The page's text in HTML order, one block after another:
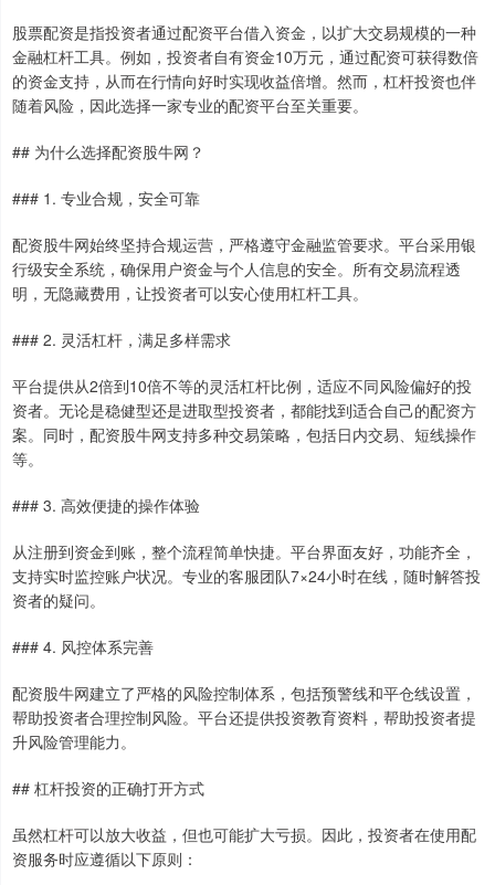
股票配资是指投资者通过配资平台借入资金，以扩大交易规模的一种
金融杠杆工具。例如，投资者自有资金10万元，通过配资可获得数倍
的资金支持，从而在行情向好时实现收益倍增。然而，杠杆投资也伴
随着风险，因此选择一家专业的配资平台至关重要。
## 为什么选择配资股牛网？
### 1. 专业合规，安全可靠
配资股牛网始终坚持合规运营，严格遵守金融监管要求。平台采用银
行级安全系统，确保用户资金与个人信息的安全。所有交易流程透
明，无隐藏费用，让投资者可以安心使用杠杆工具。
### 2. 灵活杠杆，满足多样需求
平台提供从2倍到10倍不等的灵活杠杆比例，适应不同风险偏好的投
资者。无论是稳健型还是进取型投资者，都能找到适合自己的配资方
案。同时，配资股牛网支持多种交易策略，包括日内交易、短线操作
等。
### 3. 高效便捷的操作体验
从注册到资金到账，整个流程简单快捷。平台界面友好，功能齐全，
支持实时监控账户状况。专业的客服团队7×24小时在线，随时解答投
资者的疑问。
### 4. 风控体系完善
配资股牛网建立了严格的风险控制体系，包括预警线和平仓线设置，
帮助投资者合理控制风险。平台还提供投资教育资料，帮助投资者提
升风险管理能力。
## 杠杆投资的正确打开方式
虽然杠杆可以放大收益，但也可能扩大亏损。因此，投资者在使用配
资服务时应遵循以下原则：